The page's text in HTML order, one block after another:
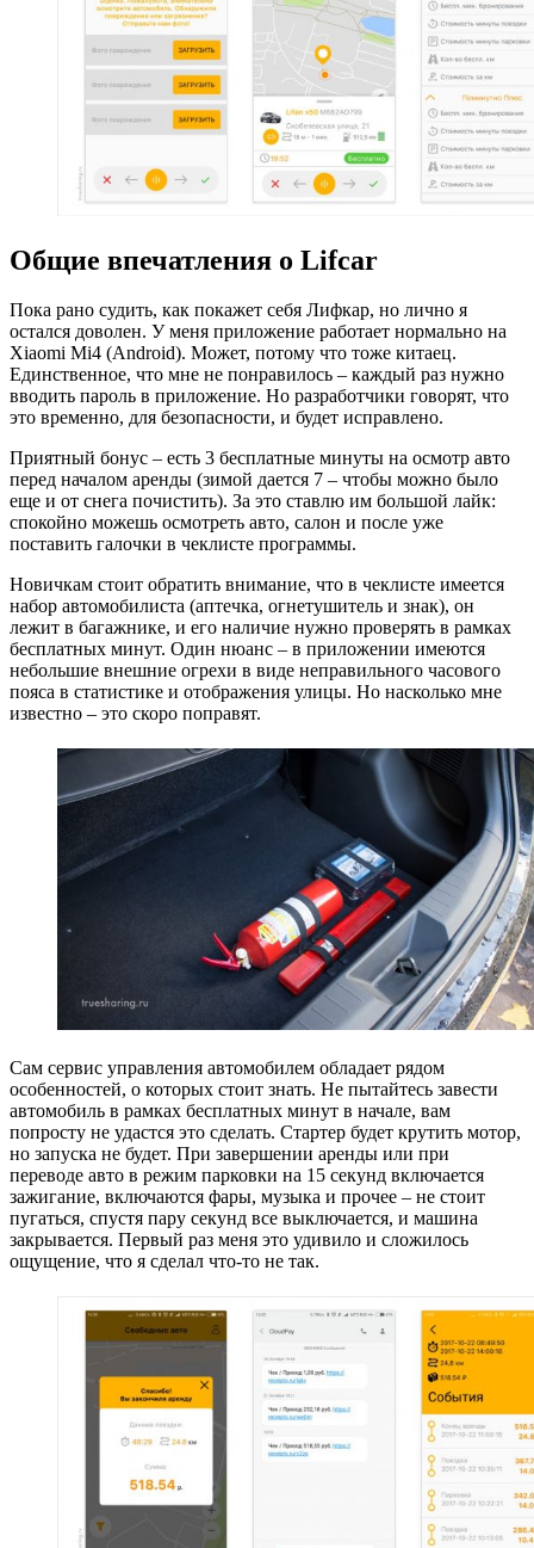
Общие впечатления о Lifcar
Пока рано судить, как покажет себя Лифкар, но лично я
остался доволен. У меня приложение работает нормально на
Xiaomi Mi4 (Android). Может, потому что тоже китаец.
Единственное, что мне не понравилось – каждый раз нужно
вводить пароль в приложение. Но разработчики говорят, что
это временно, для безопасности, и будет исправлено.
Приятный бонус – есть 3 бесплатные минуты на осмотр авто
перед началом аренды (зимой дается 7 – чтобы можно было
еще и от снега почистить). За это ставлю им большой лайк:
спокойно можешь осмотреть авто, салон и после уже
поставить галочки в чеклисте программы.
Новичкам стоит обратить внимание, что в чеклисте имеется
набор автомобилиста (аптечка, огнетушитель и знак), он
лежит в багажнике, и его наличие нужно проверять в рамках
бесплатных минут. Один нюанс – в приложении имеются
небольшие внешние огрехи в виде неправильного часового
пояса в статистике и отображения улицы. Но насколько мне
известно – это скоро поправят.
Сам сервис управления автомобилем обладает рядом
особенностей, о которых стоит знать. Не пытайтесь завести
автомобиль в рамках бесплатных минут в начале, вам
попросту не удастся это сделать. Стартер будет крутить мотор,
но запуска не будет. При завершении аренды или при
переводе авто в режим парковки на 15 секунд включается
зажигание, включаются фары, музыка и прочее – не стоит
пугаться, спустя пару секунд все выключается, и машина
закрывается. Первый раз меня это удивило и сложилось
ощущение, что я сделал что-то не так.